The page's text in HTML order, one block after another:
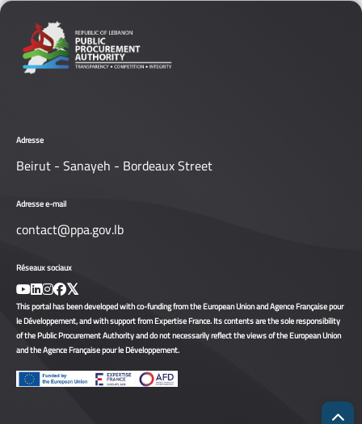
Adresse
Beirut - Sanayeh - Bordeaux Street
Adresse e-mail
contact@ppa.gov.lb
Réseaux sociaux
This portal has been developed with co-funding from the European Union and Agence Française pour
le Développement, and with support from Expertise France. Its contents are the sole responsibility
of the Public Procurement Authority and do not necessarily reflect the views of the European Union
and the Agence Française pour le Développement.